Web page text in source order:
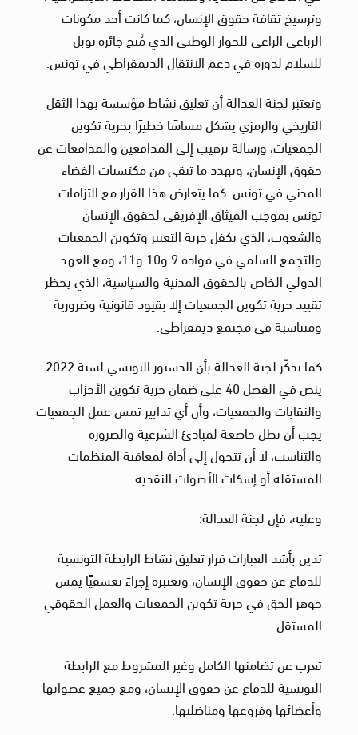
وترسيخ ثقافة حقوق الإنسان، كما كانت أحد مكونات
الرباعي الراعي للحوار الوطني الذي مُنح جائزة نوبل
للسلام لدوره في دعم الانتقال الديمقراطي في تونس.
وتعتبر لجنة العدالة أن تعليق نشاط مؤسسة بهذا الثقل
التاريخي والرمزي يشكل مساسًا خطيرًا بحرية تكوين
الجمعيات، ورسالة ترهيب إلى المدافعين والمدافعات عن
حقوق الإنسان، ويهدد ما تبقى من مكتسبات الفضاء
المدني في تونس. كما يتعارض هذا القرار مع التزامات
تونس بموجب الميثاق الإفريقي لحقوق الإنسان
والشعوب، الذي يكفل حرية التعبير وتكوين الجمعيات
والتجمع السلمي في مواده 9 و10 و11، ومع العهد
الدولي الخاص بالحقوق المدنية والسياسية، الذي يحظر
تقييد حرية تكوين الجمعيات إلا بقيود قانونية وضرورية
ومتناسبة في مجتمع ديمقراطي.
كما تذكّر لجنة العدالة بأن الدستور التونسي لسنة 2022
ينص في الفصل 40 على ضمان حرية تكوين الأحزاب
والنقابات والجمعيات، وأن أي تدابير تمس عمل الجمعيات
يجب أن تظل خاضعة لمبادئ الشرعية والضرورة
والتناسب، لا أن تتحول إلى أداة لمعاقبة المنظمات
المستقلة أو إسكات الأصوات النقدية.
وعليه، فإن لجنة العدالة:
تدين بأشد العبارات قرار تعليق نشاط الرابطة التونسية
للدفاع عن حقوق الإنسان، وتعتبره إجراءً تعسفيًا يمس
جوهر الحق في حرية تكوين الجمعيات والعمل الحقوقي
المستقل.
تعرب عن تضامنها الكامل وغير المشروط مع الرابطة
التونسية للدفاع عن حقوق الإنسان، ومع جميع عضواتها
وأعضائها وفروعها ومناضليها.